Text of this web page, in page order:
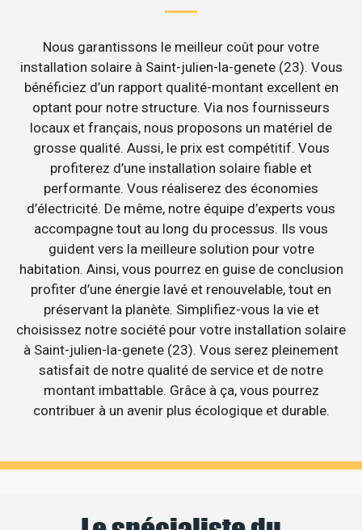
Nous garantissons le meilleur coût pour votre
installation solaire à Saint-julien-la-genete (23). Vous
bénéficiez d’un rapport qualité-montant excellent en
optant pour notre structure. Via nos fournisseurs
locaux et français, nous proposons un matériel de
grosse qualité. Aussi, le prix est compétitif. Vous
profiterez d’une installation solaire fiable et
performante. Vous réaliserez des économies
d’électricité. De même, notre équipe d’experts vous
accompagne tout au long du processus. Ils vous
guident vers la meilleure solution pour votre
habitation. Ainsi, vous pourrez en guise de conclusion
profiter d’une énergie lavé et renouvelable, tout en
préservant la planète. Simplifiez-vous la vie et
choisissez notre société pour votre installation solaire
à Saint-julien-la-genete (23). Vous serez pleinement
satisfait de notre qualité de service et de notre
montant imbattable. Grâce à ça, vous pourrez
contribuer à un avenir plus écologique et durable.